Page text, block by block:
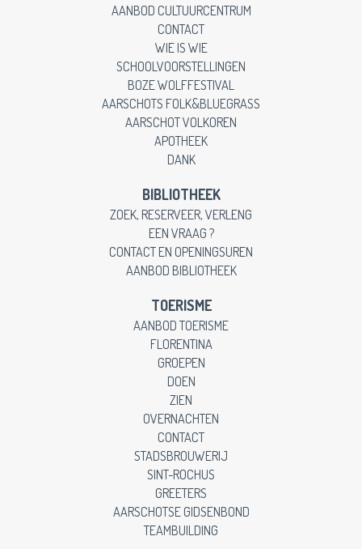
AANBOD CULTUURCENTRUM
CONTACT
WIE IS WIE
SCHOOLVOORSTELLINGEN
BOZE WOLFFESTIVAL
AARSCHOTS FOLK&BLUEGRASS
AARSCHOT VOLKOREN
APOTHEEK
DANK
BIBLIOTHEEK
ZOEK, RESERVEER, VERLENG
EEN VRAAG ?
CONTACT EN OPENINGSUREN
AANBOD BIBLIOTHEEK
TOERISME
AANBOD TOERISME
FLORENTINA
GROEPEN
DOEN
ZIEN
OVERNACHTEN
CONTACT
STADSBROUWERIJ
SINT-ROCHUS
GREETERS
AARSCHOTSE GIDSENBOND
TEAMBUILDING